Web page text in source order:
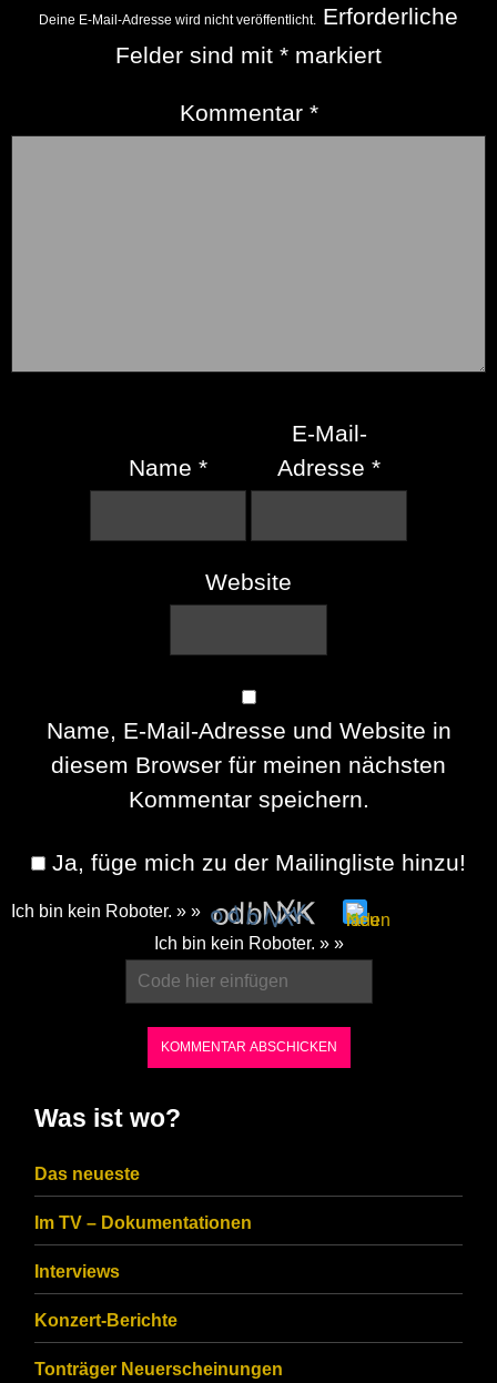
Deine E-Mail-Adresse wird nicht veröffentlicht.
Erforderliche
Felder sind mit * markiert
Kommentar *
Name *
E-Mail-
Adresse*
Website
Name, E-Mail-Adresse und Website in
diesem Browser für meinen nächsten
Kommentar speichern.
Ja, füge mich zu der Mailingliste hinzu!
Ich bin kein Roboter. » »
CAPTCHA
ensure
that
you
are
human.
Ich bin kein Roboter. » »
Was ist wo?
Das neueste
Im TV – Dokumentationen
Interviews
Konzert-Berichte
Tonträger Neuerscheinungen